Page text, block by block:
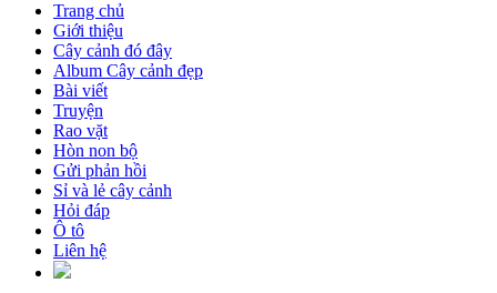
Trang chủ
Giới thiệu
Cây cảnh đó đây
Album Cây cảnh đẹp
Bài viết
Truyện
Rao vặt
Hòn non bộ
Gửi phản hồi
Sỉ và lẻ cây cảnh
Hỏi đáp
Ô tô
Liên hệ